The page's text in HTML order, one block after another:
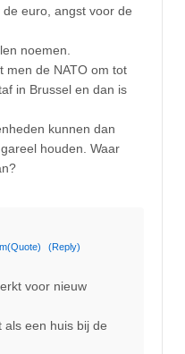
euro, angst voor de
noemen.
men de NATO om tot
in Brussel en dan is
kunnen dan
houden. Waar
(Quote) (Reply)
voor nieuw
als een huis bij de